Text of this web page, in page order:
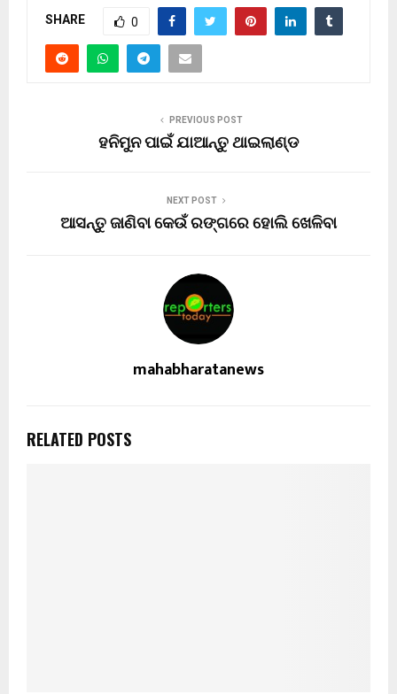
SHARE 0
PREVIOUS POST
ହନିମୁନ ପାଇଁ ଯାଆନ୍ତୁ ଥାଇଲାଣ୍ଡ
NEXT POST
ଆସନ୍ତୁ ଜାଣିବା କେଉଁ ରଙ୍ଗରେ ହୋଲି ଖେଳିବା
mahabharatanews
RELATED POSTS